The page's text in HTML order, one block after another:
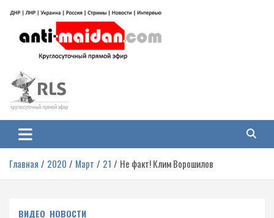
содержимому
Антимайдан: Гражданская война
на Украине
гражданской войне на Украине, включая события в Новороссии, ДНР,
ЛНР и других регионах.
Главная 2020 Март 21 Не факт! Клим Ворошилов
ВИДЕО НОВОСТИ